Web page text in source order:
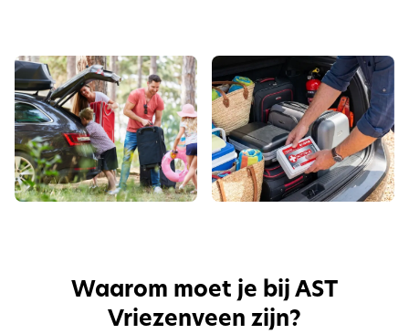
Waarom moet je bij AST
Vriezenveen zijn?